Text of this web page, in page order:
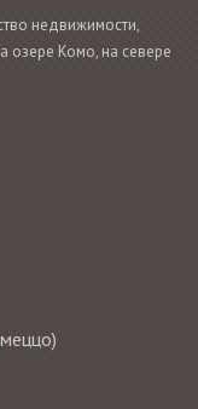
недвижимости,
озере Комо, на севере